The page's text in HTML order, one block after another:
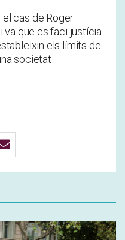
cas de Roger
va que es faci justícia
els límits de
societat